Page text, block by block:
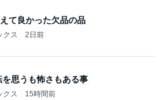
て良かった欠品の品
クス 2日前
を思うも怖さもある事
クス 15時間前